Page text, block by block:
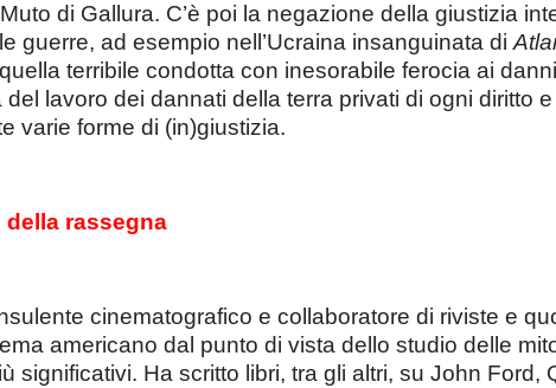
di Gallura. C’è poi la negazione della giustizia
guerre, ad esempio nell’Ucraina insanguinata di
terribile condotta con inesorabile ferocia ai
lavoro dei dannati della terra privati di ogni diritto
varie forme di (in)giustizia.
rassegna
cinematografico e collaboratore di riviste e
americano dal punto di vista dello studio delle
significativi. Ha scritto libri, tra gli altri, su John